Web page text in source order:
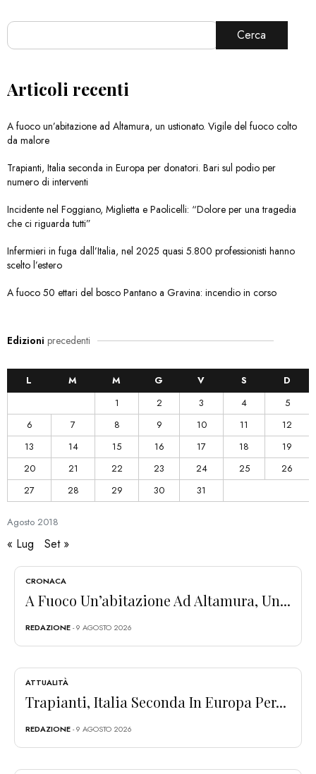
Cerca
Articoli recenti
A fuoco un’abitazione ad Altamura, un ustionato. Vigile del fuoco colto
da malore
Trapianti, Italia seconda in Europa per donatori. Bari sul podio per
numero di interventi
Incidente nel Foggiano, Miglietta e Paolicelli: “Dolore per una tragedia
che ci riguarda tutti”
Infermieri in fuga dall’Italia, nel 2025 quasi 5.800 professionisti hanno
scelto l’estero
A fuoco 50 ettari del bosco Pantano a Gravina: incendio in corso
Edizioni precedenti
Agosto 2018
L M M G V S
D
1
2 3 4
5
6
7 8 9 10 11
12
13
14 15 16 17 18
19
20
21 22 23 24 25
26
27
28 29 30 31
« Lug Set »
CRONACA
A Fuoco Un’abitazione Ad Altamura, Un...
REDAZIONE- 9 AGOSTO 2026
ATTUALITÀ
Trapianti, Italia Seconda In Europa Per...
REDAZIONE- 9 AGOSTO 2026